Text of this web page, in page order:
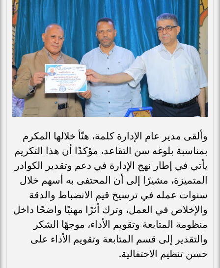
وألقى مدير عام الإدارة كلمة، هنّأ خلالها المكرم
بمناسبة بلوغه سن التقاعد، مؤكدًا أن هذا التكريم
يأتي في إطار نهج الإدارة في دعم وتقدير الكوادر
المتميزة، مشيرًا إلى أن المحتفى به أسهم خلال
سنوات عمله في ترسيخ قيم الانضباط والدقة
والإخلاص في العمل، وترك أثرًا مهنيًا واضحًا داخل
منظومة المتابعة وتقويم الأداء، موجهًا الشكر
والتقدير إلى قسم المتابعة وتقويم الأداء على
حسن تنظيم الاحتفالية.